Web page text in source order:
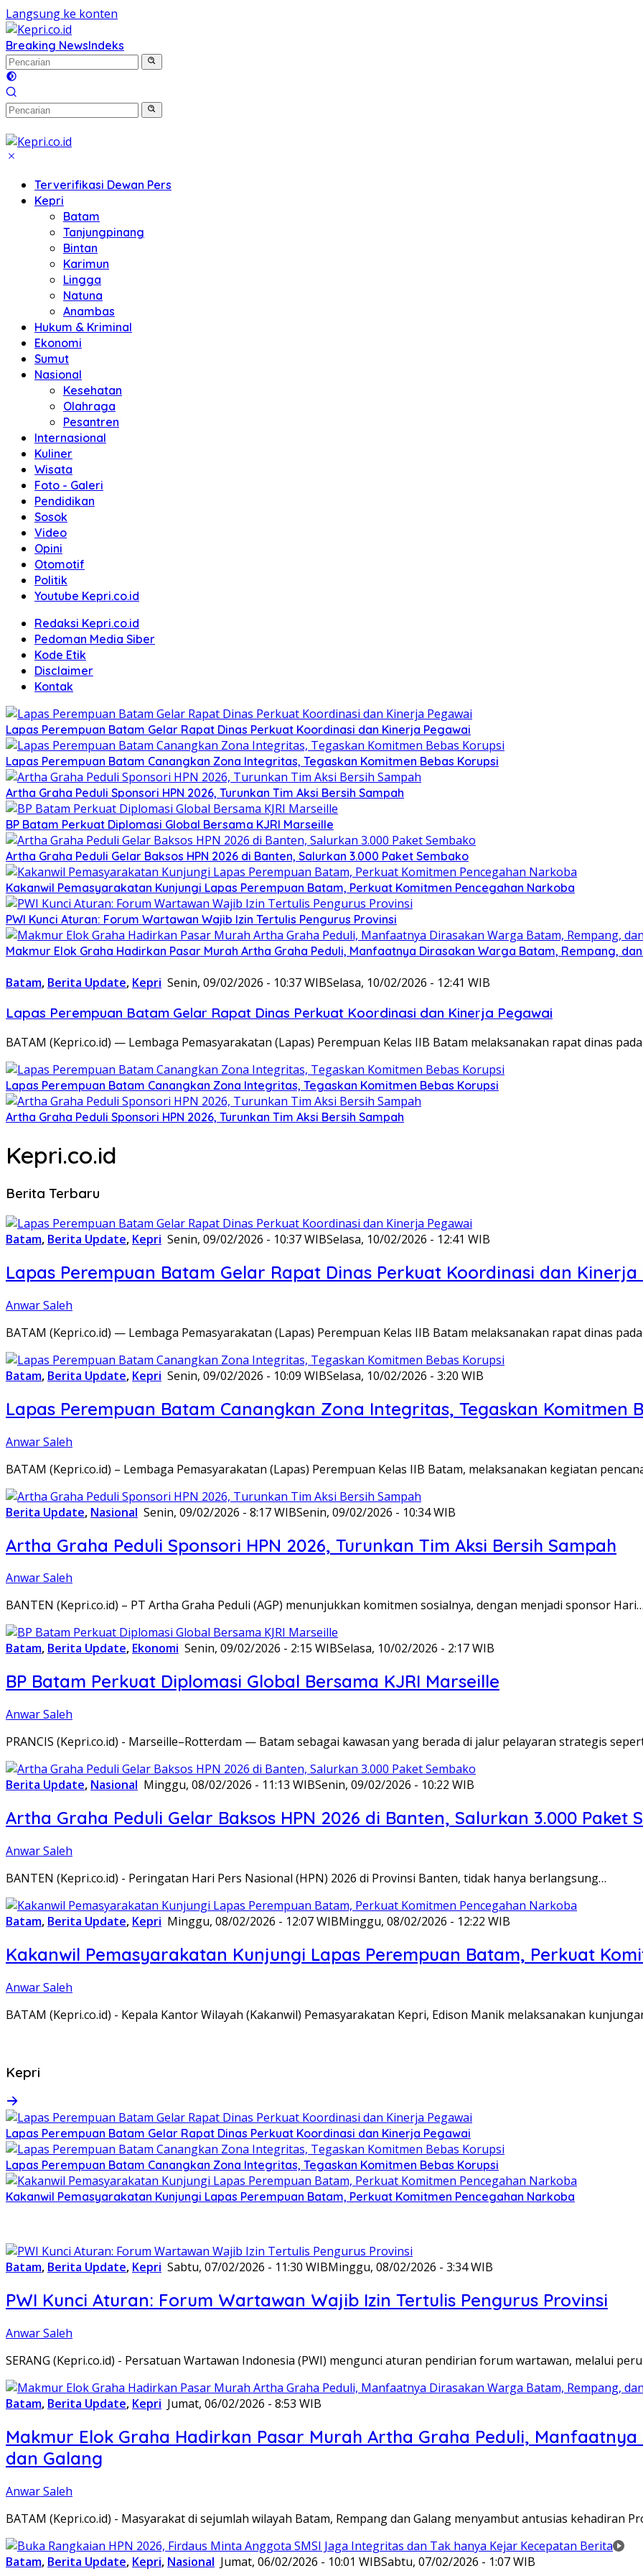
Langsung ke konten
Breaking NewsIndeks
Terverifikasi Dewan Pers
Kepri
Batam
Tanjungpinang
Bintan
Karimun
Lingga
Natuna
Anambas
Hukum & Kriminal
Ekonomi
Sumut
Nasional
Kesehatan
Olahraga
Pesantren
Internasional
Kuliner
Wisata
Foto - Galeri
Pendidikan
Sosok
Video
Opini
Otomotif
Politik
Youtube Kepri.co.id
Redaksi Kepri.co.id
Pedoman Media Siber
Kode Etik
Disclaimer
Kontak
Lapas Perempuan Batam Gelar Rapat Dinas Perkuat Koordinasi dan Kinerja Pegawai
Lapas Perempuan Batam Canangkan Zona Integritas, Tegaskan Komitmen Bebas Korupsi
Artha Graha Peduli Sponsori HPN 2026, Turunkan Tim Aksi Bersih Sampah
BP Batam Perkuat Diplomasi Global Bersama KJRI Marseille
Artha Graha Peduli Gelar Baksos HPN 2026 di Banten, Salurkan 3.000 Paket Sembako
Kakanwil Pemasyarakatan Kunjungi Lapas Perempuan Batam, Perkuat Komitmen Pencegahan Narkoba
PWI Kunci Aturan: Forum Wartawan Wajib Izin Tertulis Pengurus Provinsi
Makmur Elok Graha Hadirkan Pasar Murah Artha Graha Peduli, Manfaatnya Dirasakan Warga Batam, Rempang,
Batam, Berita Update, Kepri Senin, 09/02/2026 - 10:37 WIBSelasa, 10/02/2026 - 12:41 WIB
Lapas Perempuan Batam Gelar Rapat Dinas Perkuat Koordinasi dan Kinerja Pegawai
BATAM (Kepri.co.id) — Lembaga Pemasyarakatan (Lapas) Perempuan Kelas IIB Batam melaksanakan rapat dinas
Lapas Perempuan Batam Canangkan Zona Integritas, Tegaskan Komitmen Bebas Korupsi
Artha Graha Peduli Sponsori HPN 2026, Turunkan Tim Aksi Bersih Sampah
Kepri.co.id
Berita Terbaru
Batam, Berita Update, Kepri Senin, 09/02/2026 - 10:37 WIBSelasa, 10/02/2026 - 12:41 WIB
Lapas Perempuan Batam Gelar Rapat Dinas Perkuat Koordinasi dan Kinerja
Anwar Saleh
BATAM (Kepri.co.id) — Lembaga Pemasyarakatan (Lapas) Perempuan Kelas IIB Batam melaksanakan rapat dinas
Batam, Berita Update, Kepri Senin, 09/02/2026 - 10:09 WIBSelasa, 10/02/2026 - 3:20 WIB
Lapas Perempuan Batam Canangkan Zona Integritas, Tegaskan Komitmen
Anwar Saleh
BATAM (Kepri.co.id) – Lembaga Pemasyarakatan (Lapas) Perempuan Kelas IIB Batam, melaksanakan kegiatan
Berita Update, Nasional Senin, 09/02/2026 - 8:17 WIBSenin, 09/02/2026 - 10:34 WIB
Artha Graha Peduli Sponsori HPN 2026, Turunkan Tim Aksi Bersih Sampah
Anwar Saleh
BANTEN (Kepri.co.id) – PT Artha Graha Peduli (AGP) menunjukkan komitmen sosialnya, dengan menjadi sponsor Hari…
Batam, Berita Update, Ekonomi Senin, 09/02/2026 - 2:15 WIBSelasa, 10/02/2026 - 2:17 WIB
BP Batam Perkuat Diplomasi Global Bersama KJRI Marseille
Anwar Saleh
PRANCIS (Kepri.co.id) - Marseille–Rotterdam — Batam sebagai kawasan yang berada di jalur pelayaran strategis
Berita Update, Nasional Minggu, 08/02/2026 - 11:13 WIBSenin, 09/02/2026 - 10:22 WIB
Artha Graha Peduli Gelar Baksos HPN 2026 di Banten, Salurkan 3.000 Paket
Anwar Saleh
BANTEN (Kepri.co.id) - Peringatan Hari Pers Nasional (HPN) 2026 di Provinsi Banten, tidak hanya berlangsung…
Batam, Berita Update, Kepri Minggu, 08/02/2026 - 12:07 WIBMinggu, 08/02/2026 - 12:22 WIB
Kakanwil Pemasyarakatan Kunjungi Lapas Perempuan Batam, Perkuat
Anwar Saleh
BATAM (Kepri.co.id) - Kepala Kantor Wilayah (Kakanwil) Pemasyarakatan Kepri, Edison Manik melaksanakan
Kepri
Lapas Perempuan Batam Gelar Rapat Dinas Perkuat Koordinasi dan Kinerja Pegawai
Lapas Perempuan Batam Canangkan Zona Integritas, Tegaskan Komitmen Bebas Korupsi
Kakanwil Pemasyarakatan Kunjungi Lapas Perempuan Batam, Perkuat Komitmen Pencegahan Narkoba
Batam, Berita Update, Kepri Sabtu, 07/02/2026 - 11:30 WIBMinggu, 08/02/2026 - 3:34 WIB
PWI Kunci Aturan: Forum Wartawan Wajib Izin Tertulis Pengurus Provinsi
Anwar Saleh
SERANG (Kepri.co.id) - Persatuan Wartawan Indonesia (PWI) mengunci aturan pendirian forum wartawan, melalui
Batam, Berita Update, Kepri Jumat, 06/02/2026 - 8:53 WIB
Makmur Elok Graha Hadirkan Pasar Murah Artha Graha Peduli,
dan Galang
Anwar Saleh
BATAM (Kepri.co.id) - Masyarakat di sejumlah wilayah Batam, Rempang dan Galang menyambut antusias kehadiran
Batam, Berita Update, Kepri, Nasional Jumat, 06/02/2026 - 10:01 WIBSabtu, 07/02/2026 - 1:07 WIB